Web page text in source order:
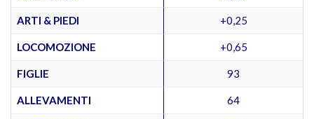
ARTI & PIEDI +0,25
LOCOMOZIONE +0,65
FIGLIE 93
ALLEVAMENTI 64